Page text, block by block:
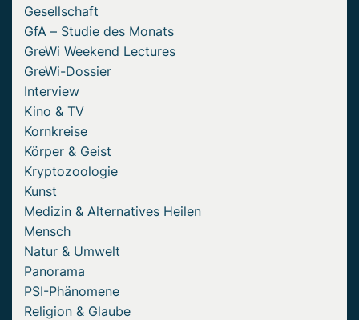
Gesellschaft
GfA – Studie des Monats
GreWi Weekend Lectures
GreWi-Dossier
Interview
Kino & TV
Kornkreise
Körper & Geist
Kryptozoologie
Kunst
Medizin & Alternatives Heilen
Mensch
Natur & Umwelt
Panorama
PSI-Phänomene
Religion & Glaube